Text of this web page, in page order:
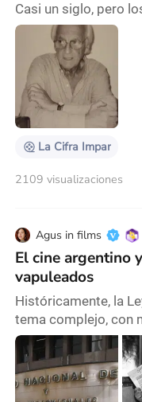
Casi un siglo, pero
menor carga literaria
ocho y medio.
principios del año
Este. A partir de
siglo en el que tuve
situaciones. Sobre
La Cifra Impar
2109 visualizaciones
Agus in films
El cine argentino
vapuleados
Históricamente, la
tema complejo, con
implementación
embargo, quienes
quienes amamos el
continuamente un